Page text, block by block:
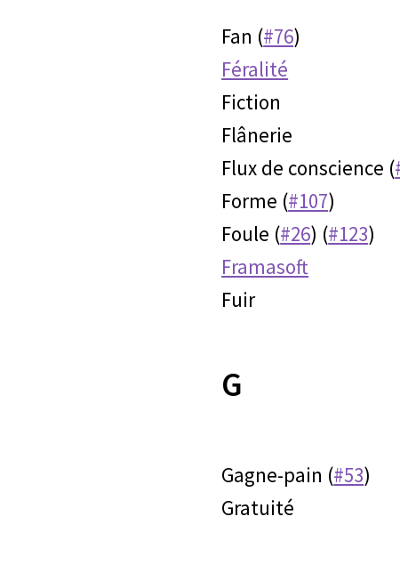
Fan (#76)
Féralité
Fiction
Flânerie
Flux de conscience (
Forme (#107)
Foule (#26) (#123)
Framasoft
Fuir
G
Gagne-pain (#53)
Gratuité